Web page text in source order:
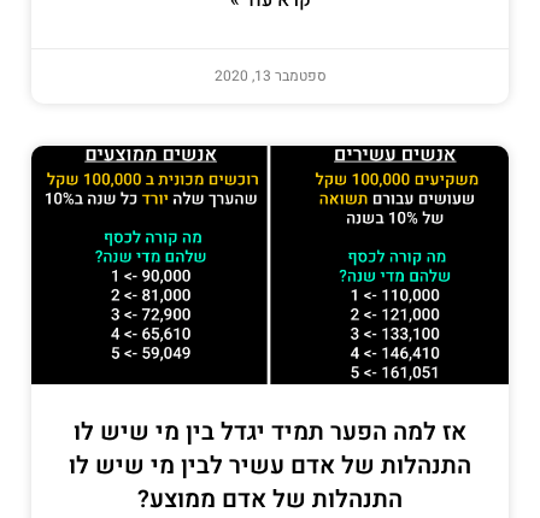
ספטמבר 13, 2020
אז למה הפער תמיד יגדל בין מי שיש לו
התנהלות של אדם עשיר לבין מי שיש לו
התנהלות של אדם ממוצע?